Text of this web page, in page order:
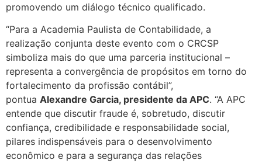
promovendo um diálogo técnico qualificado.
“Para a Academia Paulista de Contabilidade, a
realização conjunta deste evento com o CRCSP
simboliza mais do que uma parceria institucional –
representa a convergência de propósitos em torno do
fortalecimento da profissão contábil”,
pontua Alexandre Garcia, presidente da APC. “A APC
entende que discutir fraude é, sobretudo, discutir
confiança, credibilidade e responsabilidade social,
pilares indispensáveis para o desenvolvimento
econômico e para a segurança das relações